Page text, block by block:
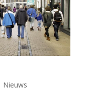
Nieuws